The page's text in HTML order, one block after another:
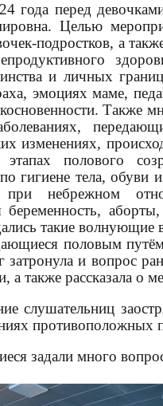
года перед
Целью
подростков, а
и личных
эмоциях маме,
Также
изменениях,
полового
гигиене тела, обуви
при небрежном
беременность,
такие волнующие
половым
затронула и вопрос
а также рассказала о
противоположных
много